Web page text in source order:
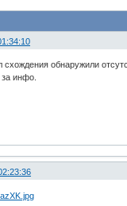
схождения обнаружили
инфо.